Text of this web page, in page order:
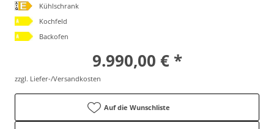
Kühlschrank
Kochfeld
Backofen
9.990,00 € *
zzgl. Liefer-/Versandkosten
Auf die Wunschliste